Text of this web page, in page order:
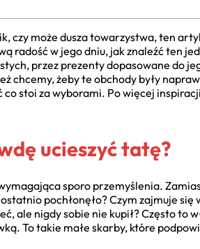
czy może dusza towarzystwa, ten
radość w jego dniu, jak znaleźć ten
przez prezenty dopasowane do
chcemy, żeby te obchody były
stoi za wyborami. Po więcej
ucieszyć tatę?
sporo przemyślenia.
pochłonęło? Czym zajmuje się
ale nigdy sobie nie kupił? Często to
To takie małe skarby, które